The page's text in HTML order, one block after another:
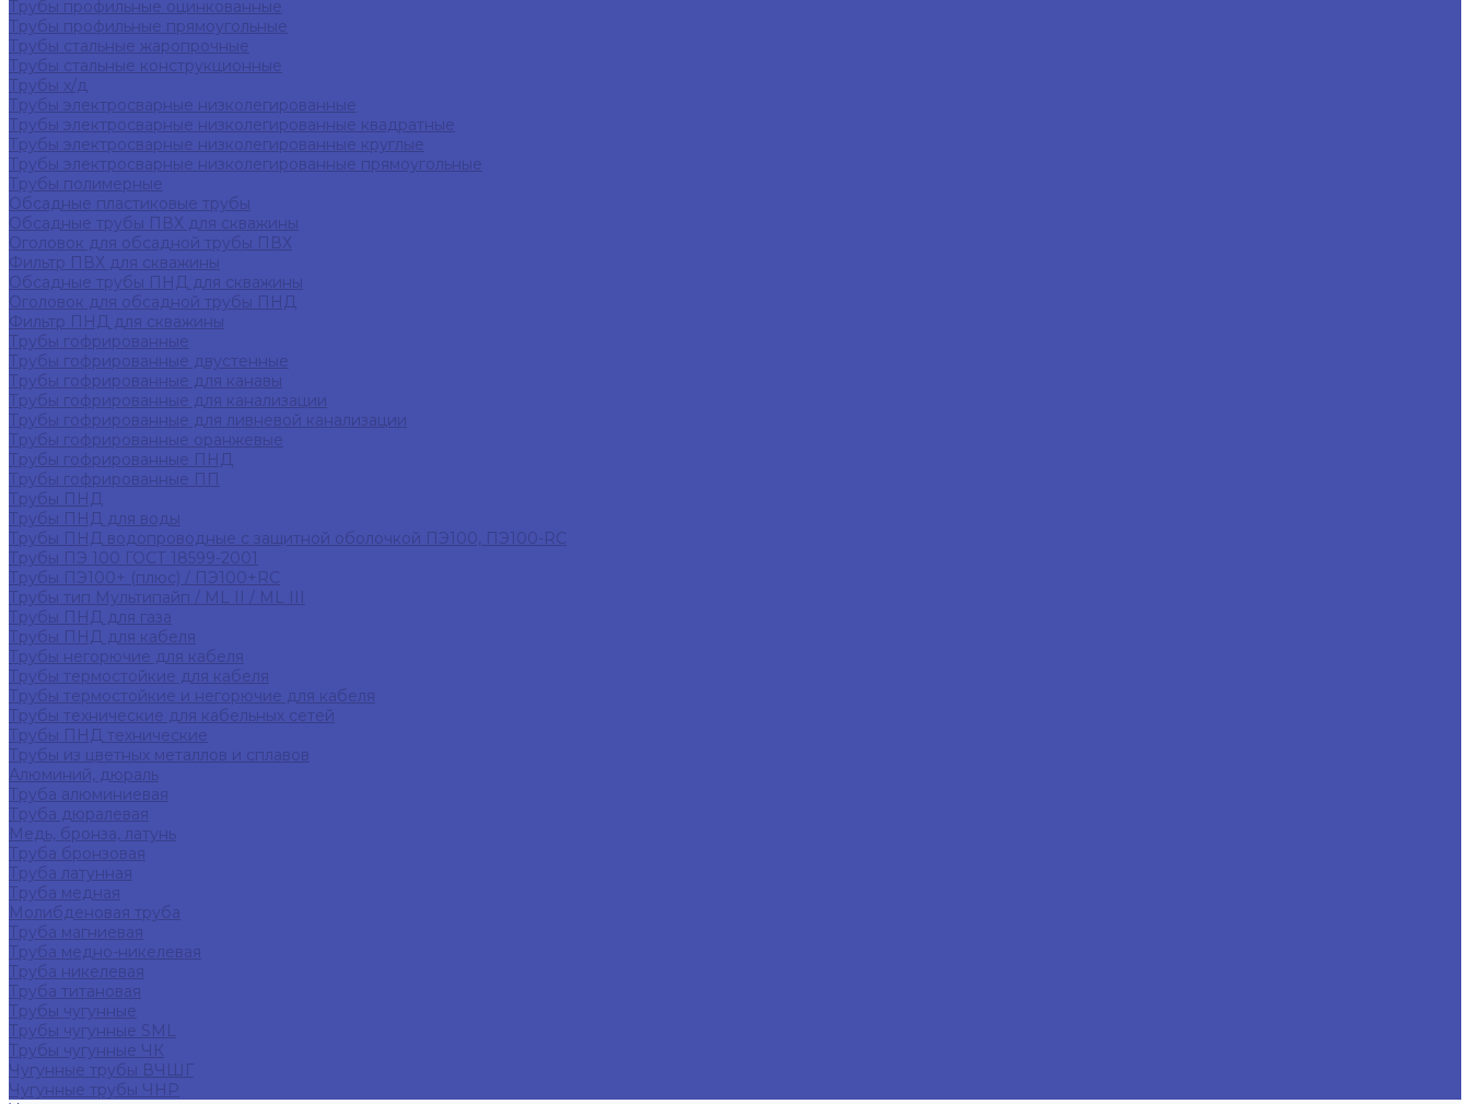
Трубы профильные оцинкованные
Трубы профильные прямоугольные
Трубы стальные жаропрочные
Трубы стальные конструкционные
Трубы х/д
Трубы электросварные низколегированные
Трубы электросварные низколегированные квадратные
Трубы электросварные низколегированные круглые
Трубы электросварные низколегированные прямоугольные
Трубы полимерные
Обсадные пластиковые трубы
Обсадные трубы ПВХ для скважины
Оголовок для обсадной трубы ПВХ
Фильтр ПВХ для скважины
Обсадные трубы ПНД для скважины
Оголовок для обсадной трубы ПНД
Фильтр ПНД для скважины
Трубы гофрированные
Трубы гофрированные двустенные
Трубы гофрированные для канавы
Трубы гофрированные для канализации
Трубы гофрированные для ливневой канализации
Трубы гофрированные оранжевые
Трубы гофрированные ПНД
Трубы гофрированные ПП
Трубы ПНД
Трубы ПНД для воды
Трубы ПНД водопроводные с защитной оболочкой ПЭ100, ПЭ100-RC
Трубы ПЭ 100 ГОСТ 18599-2001
Трубы ПЭ100+ (плюс) / ПЭ100+RC
Трубы тип Мультипайп / ML II / ML III
Трубы ПНД для газа
Трубы ПНД для кабеля
Трубы негорючие для кабеля
Трубы термостойкие для кабеля
Трубы термостойкие и негорючие для кабеля
Трубы технические для кабельных сетей
Трубы ПНД технические
Трубы из цветных металлов и сплавов
Алюминий, дюраль
Труба алюминиевая
Труба дюралевая
Медь, бронза, латунь
Труба бронзовая
Труба латунная
Труба медная
Молибденовая труба
Труба магниевая
Труба медно-никелевая
Труба никелевая
Труба титановая
Трубы чугунные
Трубы чугунные SML
Трубы чугунные ЧК
Чугунные трубы ВЧШГ
Чугунные трубы ЧНР